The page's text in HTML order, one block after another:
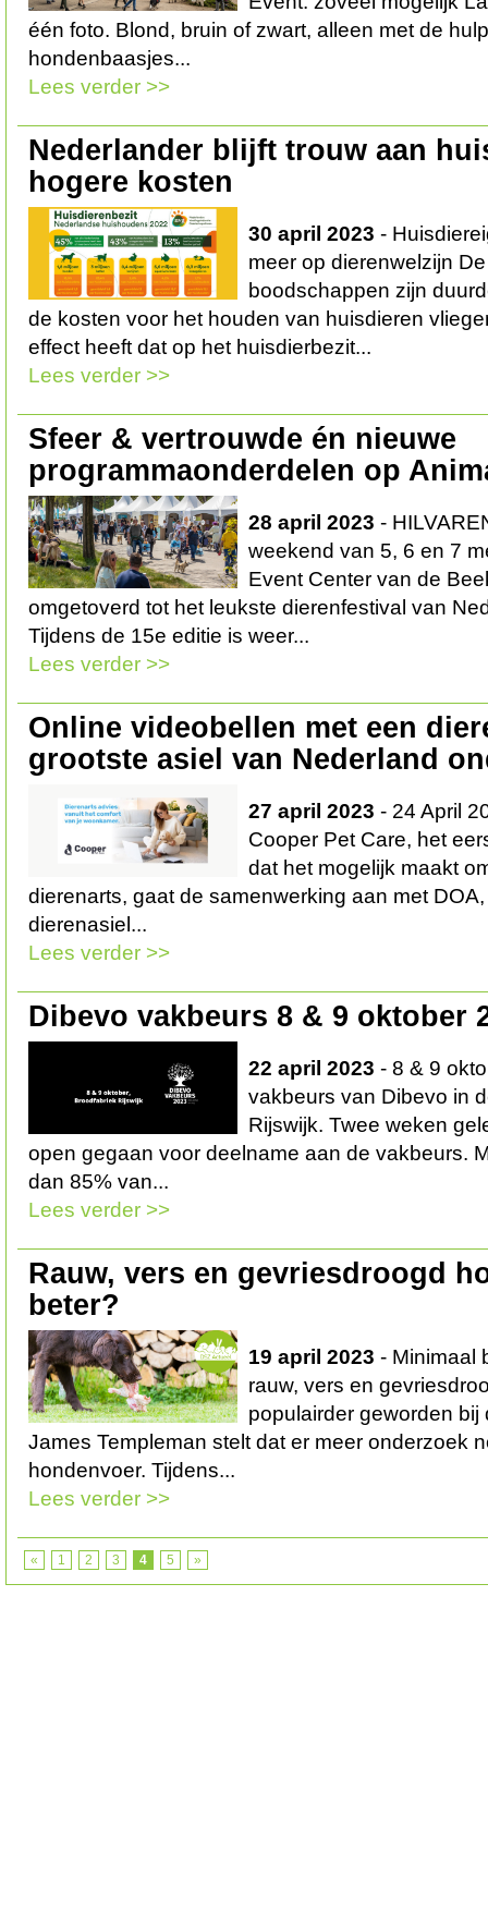
één foto. Blond, bruin of zwart, alleen met de
hondenbaasjes...
Lees verder >>
Nederlander blijft trouw aan
hogere kosten
30 april 2023 -
meer op dierenwelzijn
boodschappen zijn
de kosten voor het houden van huisdieren
effect heeft dat op het huisdierbezit...
Lees verder >>
Sfeer & vertrouwde én nieuwe
programmaonderdelen op
28 april 2023 -
weekend van 5, 6 en 7
Event Center van de
omgetoverd tot het leukste dierenfestival van
Tijdens de 15e editie is weer...
Lees verder >>
Online videobellen met een
grootste asiel van Nederland
27 april 2023 - 24 April
Cooper Pet Care, het
dat het mogelijk maakt
dierenarts, gaat de samenwerking aan met
dierenasiel...
Lees verder >>
Dibevo vakbeurs 8 & 9 oktober
22 april 2023 - 8 & 9
vakbeurs van Dibevo in
Rijswijk. Twee weken
open gegaan voor deelname aan de vakbeurs.
dan 85% van...
Lees verder >>
Rauw, vers en gevriesdroogd
beter?
19 april 2023 - Minimaal
rauw, vers en
populairder geworden
James Templeman stelt dat er meer onderzoek
hondenvoer. Tijdens...
Lees verder >>
« 1 2 3 4 5 »